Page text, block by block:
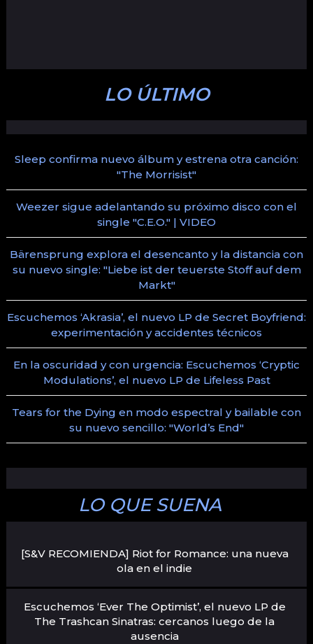
LO ÚLTIMO
Sleep confirma nuevo álbum y estrena otra canción:
"The Morrisist"
Weezer sigue adelantando su próximo disco con el
single "C.E.O." | VIDEO
Bärensprung explora el desencanto y la distancia con
su nuevo single: "Liebe ist der teuerste Stoff auf dem
Markt"
Escuchemos ‘Akrasia’, el nuevo LP de Secret Boyfriend:
experimentación y accidentes técnicos
En la oscuridad y con urgencia: Escuchemos ‘Cryptic
Modulations’, el nuevo LP de Lifeless Past
Tears for the Dying en modo espectral y bailable con
su nuevo sencillo: "World’s End"
LO QUE SUENA
[S&V RECOMIENDA] Riot for Romance: una nueva
ola en el indie
Escuchemos ‘Ever The Optimist’, el nuevo LP de
The Trashcan Sinatras: cercanos luego de la
ausencia